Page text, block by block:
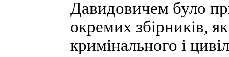
Давидовичем було
окремих збірників,
кримінального і